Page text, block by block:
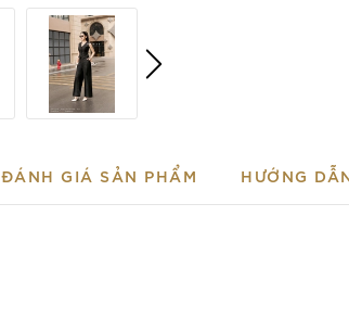
ĐÁNH GIÁ SẢN PHẨM HƯỚNG